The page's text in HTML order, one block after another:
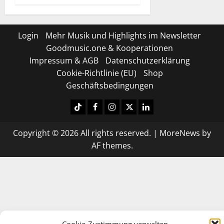
Login
Mehr Musik und Highlights im Newsletter
Goodmusic.one & Kooperationen
Impressum & AGB
Datenschutzerklärung
Cookie-Richtlinie (EU)
Shop
Geschäftsbedingungen
TiktokFacebook
Instagram
X LinkedIN
Copyright © 2026 All rights reserved. | MoreNews by
AF themes.